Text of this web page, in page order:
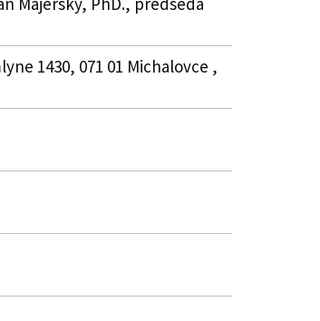
1430, 071 01 Michalovce ,